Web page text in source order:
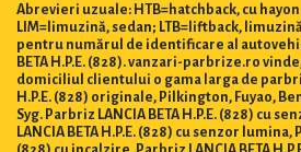
Abrevieri uzuale: HTB=hatchback, cu
LIM=limuzină, sedan; LTB=liftback,
pentru numărul de identificare al
BETA H.P.E. (828). vanzari-parbrize.ro
domiciliul clientului o gama larga de
H.P.E. (828) originale, Pilkington, Fuyao,
Syg. Parbriz LANCIA BETA H.P.E. (828) cu
LANCIA BETA H.P.E. (828) cu senzor lumina,